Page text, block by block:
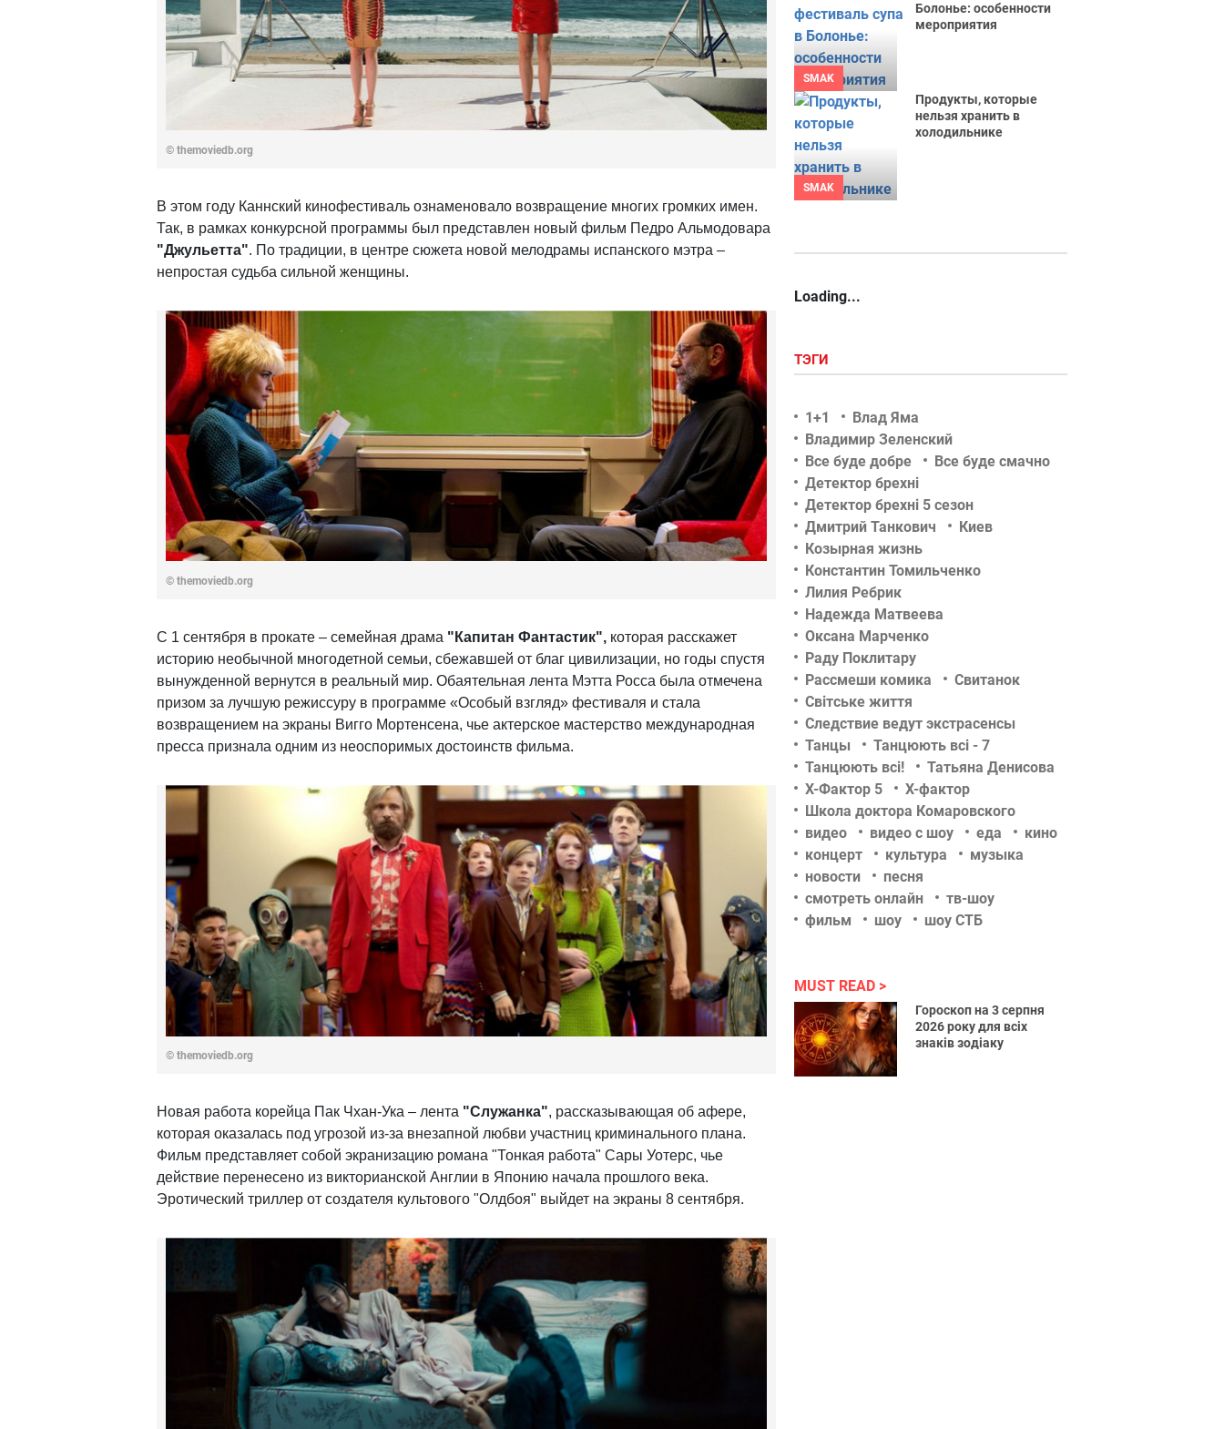
© themoviedb.org
В этом году Каннский кинофестиваль ознаменовало возвращение многих громких имен.
Так, в рамках конкурсной программы был представлен новый фильм Педро Альмодовара
"Джульетта". По традиции, в центре сюжета новой мелодрамы испанского мэтра –
непростая судьба сильной женщины.
© themoviedb.org
С 1 сентября в прокате – семейная драма "Капитан Фантастик", которая расскажет
историю необычной многодетной семьи, сбежавшей от благ цивилизации, но годы спустя
вынужденной вернутся в реальный мир. Обаятельная лента Мэтта Росса была отмечена
призом за лучшую режиссуру в программе «Особый взгляд» фестиваля и стала
возвращением на экраны Вигго Мортенсена, чье актерское мастерство международная
пресса признала одним из неоспоримых достоинств фильма.
© themoviedb.org
Новая работа корейца Пак Чхан-Ука – лента "Служанка", рассказывающая об афере,
которая оказалась под угрозой из-за внезапной любви участниц криминального плана.
Фильм представляет собой экранизацию романа "Тонкая работа" Сары Уотерс, чье
действие перенесено из викторианской Англии в Японию начала прошлого века.
Эротический триллер от создателя культового "Олдбоя" выйдет на экраны 8 сентября.
SMAK
Болонье: особенности
мероприятия
SMAK
Продукты, которые
нельзя хранить в
холодильнике
Loading...
ТЭГИ
1+1
Влад Яма
Владимир Зеленский
Все буде добре
Все буде смачно
Детектор брехні
Детектор брехні 5 сезон
Дмитрий Танкович
Киев
Козырная жизнь
Константин Томильченко
Лилия Ребрик
Надежда Матвеева
Оксана Марченко
Раду Поклитару
Рассмеши комика
Свитанок
Світське життя
Следствие ведут экстрасенсы
Танцы
Танцюють всі - 7
Танцюють всі!
Татьяна Денисова
Х-Фактор 5
Х-фактор
Школа доктора Комаровского
видео
видео с шоу еда
кино
концерт
культура
музыка
новости
песня
смотреть онлайн
тв-шоу
фильм
шоу шоу СТБ
MUST READ
Гороскоп на 3 серпня
2026 року для всіх
знаків зодіаку